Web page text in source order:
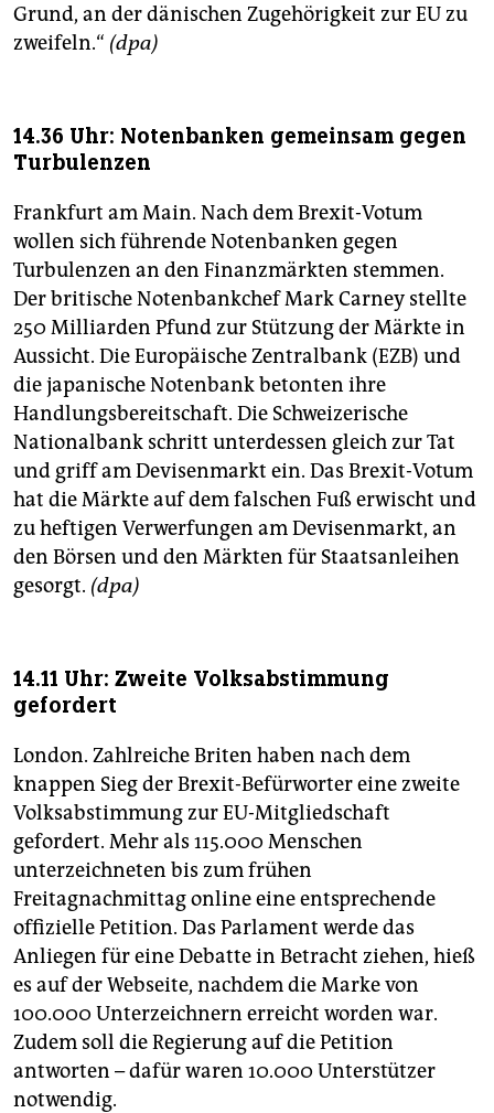
Grund, an der dänischen Zugehörigkeit zur EU zu
zweifeln.“ (dpa)
14.36 Uhr: Notenbanken gemeinsam gegen
Turbulenzen
Frankfurt am Main. Nach dem Brexit-Votum
wollen sich führende Notenbanken gegen
Turbulenzen an den Finanzmärkten stemmen.
Der britische Notenbankchef Mark Carney stellte
250 Milliarden Pfund zur Stützung der Märkte in
Aussicht. Die Europäische Zentralbank (EZB) und
die japanische Notenbank betonten ihre
Handlungsbereitschaft. Die Schweizerische
Nationalbank schritt unterdessen gleich zur Tat
und griff am Devisenmarkt ein. Das Brexit-Votum
hat die Märkte auf dem falschen Fuß erwischt und
zu heftigen Verwerfungen am Devisenmarkt, an
den Börsen und den Märkten für Staatsanleihen
gesorgt. (dpa)
14.11 Uhr: Zweite Volksabstimmung
gefordert
London. Zahlreiche Briten haben nach dem
knappen Sieg der Brexit-Befürworter eine zweite
Volksabstimmung zur EU-Mitgliedschaft
gefordert. Mehr als 115.000 Menschen
unterzeichneten bis zum frühen
Freitagnachmittag online eine entsprechende
offizielle Petition. Das Parlament werde das
Anliegen für eine Debatte in Betracht ziehen, hieß
es auf der Webseite, nachdem die Marke von
100.000 Unterzeichnern erreicht worden war.
Zudem soll die Regierung auf die Petition
antworten – dafür waren 10.000 Unterstützer
notwendig.